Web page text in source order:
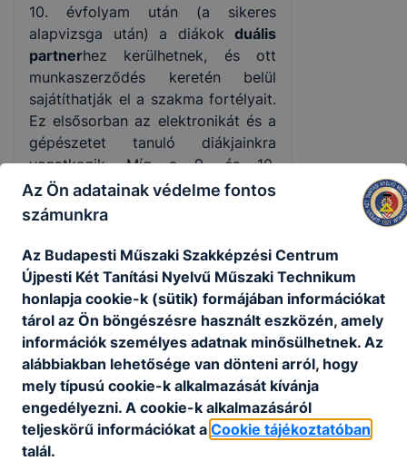
10. évfolyam után (a sikeres
alapvizsga után) a diákok duális
partnerhez kerülhetnek, és ott
munkaszerződés keretén belül
sajátíthatják el a szakma fortélyait.
Ez elsősorban az elektronikát és a
gépészetet tanuló diákjainkra
vonatkozik. Míg a 9. és 10.
évfolyamon jelentős a közismereti
órák száma, ez a 11. évfolyamtól
a szakmai órák. A szakképzésben
előtérbe kerül, illetve egyre nagyon
teret nyer majd a projektalapú
oktatás, mely során a különféle
tantárgyak egyszerre szolgálják a
projekt céljának megvalósulását
(pl. gépész gyárt valamit
(műhelygyakorlat – alapozó
feladat), előtte mér, ott
mértékegységet vált át
Az Ön adatainak védelme fontos
számunkra
Az Budapesti Műszaki Szakképzési Centrum
Újpesti Két Tanítási Nyelvű Műszaki Technikum
honlapja cookie-k (sütik) formájában információkat
tárol az Ön böngészésre használt eszközén, amely
információk személyes adatnak minősülhetnek. Az
alábbiakban lehetősége van dönteni arról, hogy
mely típusú cookie-k alkalmazását kívánja
engedélyezni. A cookie-k alkalmazásáról
teljeskörű információkat a Cookie tájékoztatóban
talál.